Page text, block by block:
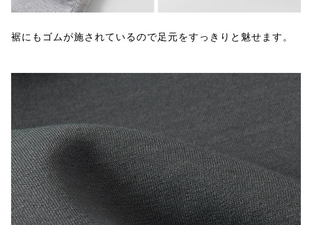
裾にもゴムが施されているので足元をすっきりと魅せます。